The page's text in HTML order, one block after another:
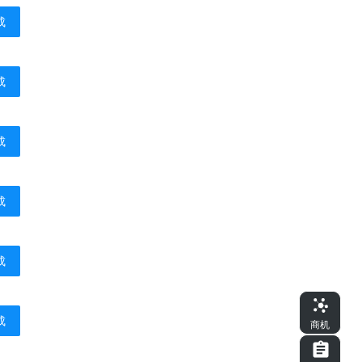
商机